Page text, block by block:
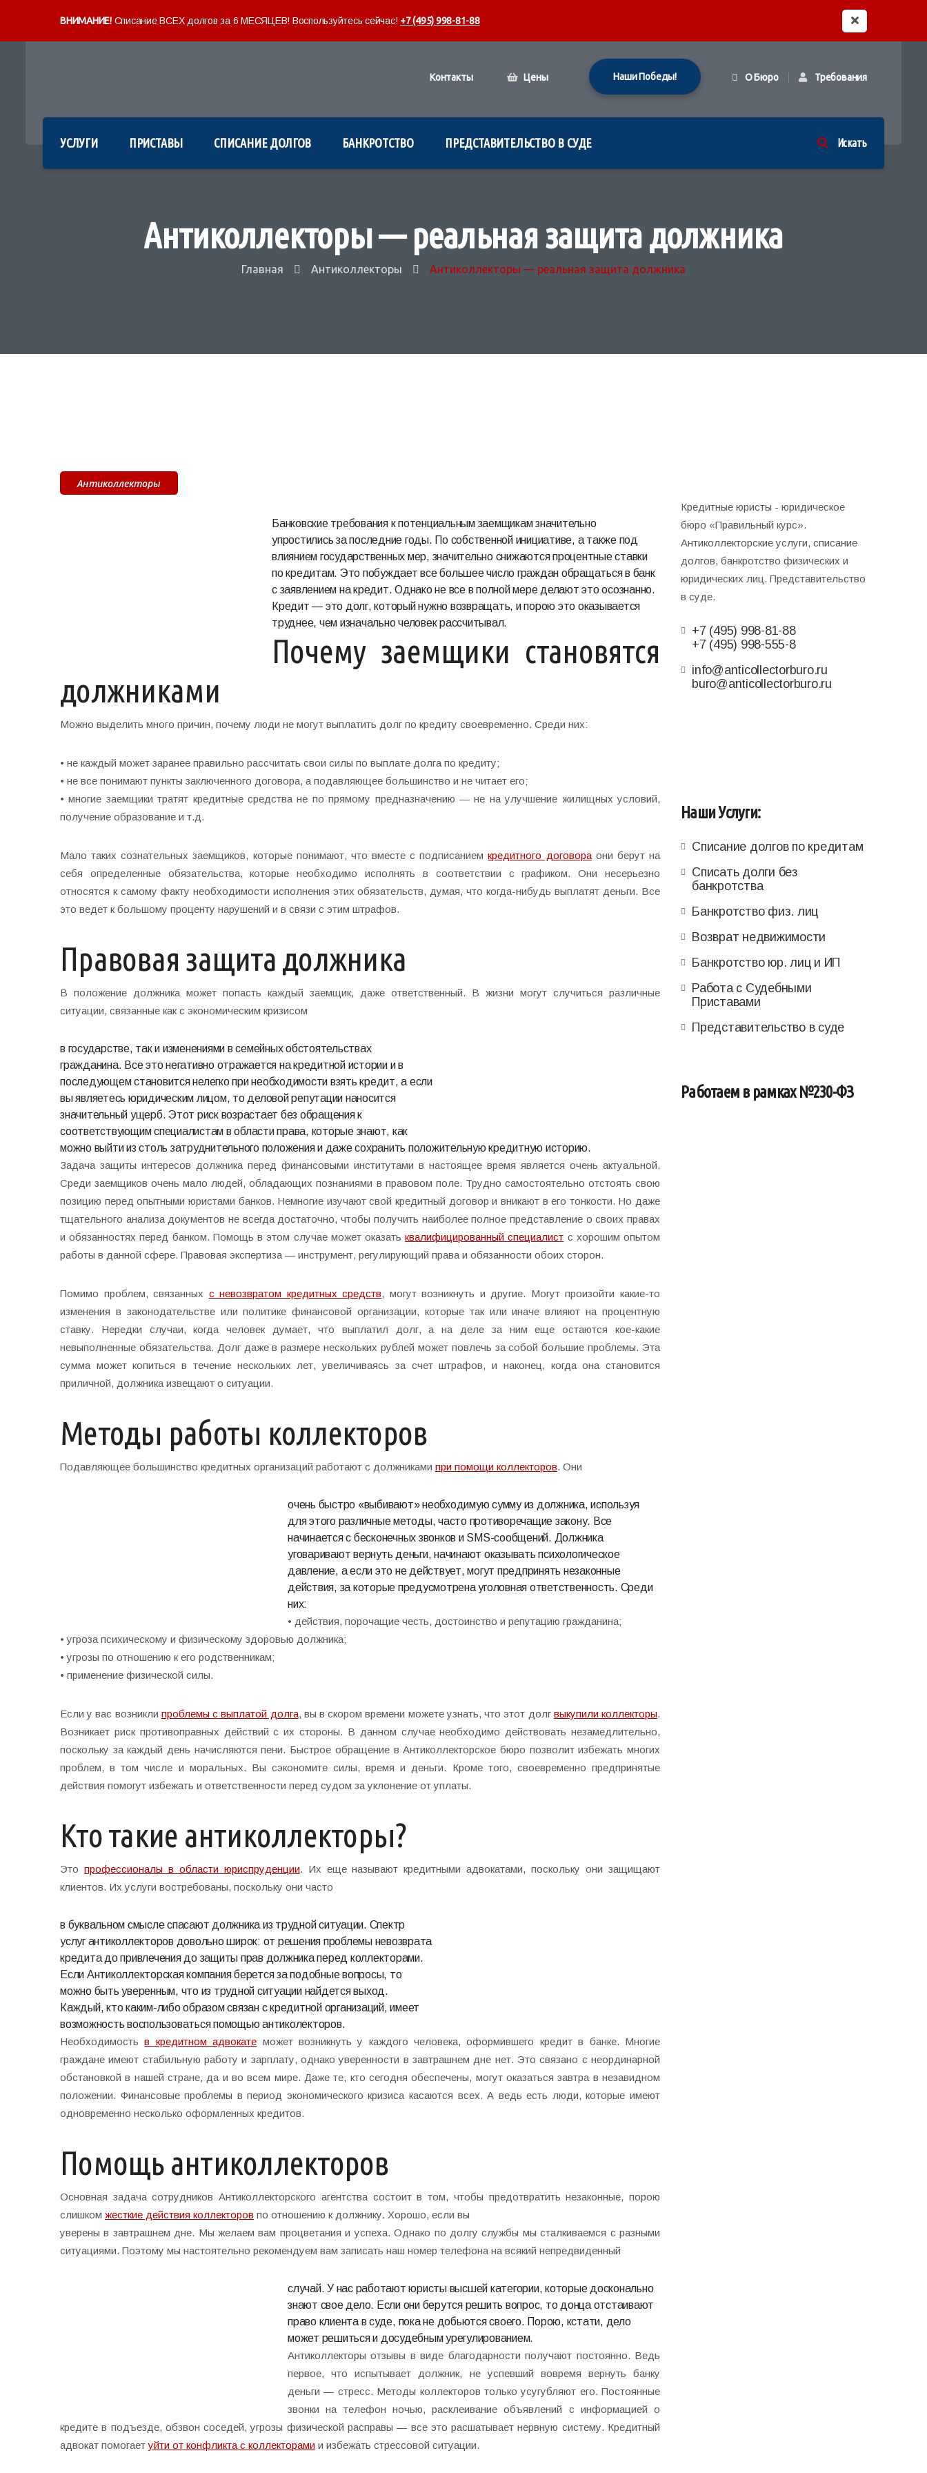
ВНИМАНИЕ!Списание ВСЕХ долгов за 6 МЕСЯЦЕВ! Воспользуйтесь сейчас! +7 (495) 998-81-88
О Бюро Требования
Наши Победы!
Контакты Цены
УСЛУГИ ПРИСТАВЫ СПИСАНИЕ ДОЛГОВ БАНКРОТСТВО ПРЕДСТАВИТЕЛЬСТВО В СУДЕ Искать
Антиколлекторы — реальная защита должника
Главная Антиколлекторы Антиколлекторы — реальная защита должника
Антиколлекторы
Банковские требования к потенциальным заемщикам значительно
упростились за последние годы. По собственной инициативе, а также под
влиянием государственных мер, значительно снижаются процентные ставки
по кредитам. Это побуждает все большее число граждан обращаться в банк
с заявлением на кредит. Однако не все в полной мере делают это осознанно.
Кредит — это долг, который нужно возвращать, и порою это оказывается
труднее, чем изначально человек рассчитывал.
Почему заемщики становятся
должниками
Можно выделить много причин, почему люди не могут выплатить долг по кредиту своевременно. Среди них:
• не каждый может заранее правильно рассчитать свои силы по выплате долга по кредиту;
• не все понимают пункты заключенного договора, а подавляющее большинство и не читает его;
• многие заемщики тратят кредитные средства не по прямому предназначению — не на улучшение жилищных условий,
получение образование и т.д.
Мало таких сознательных заемщиков, которые понимают, что вместе с подписаниемкредитного договораони берут на
себя определенные обязательства, которые необходимо исполнять в соответствии с графиком. Они несерьезно
относятся к самому факту необходимости исполнения этих обязательств, думая, что когда-нибудь выплатят деньги. Все
это ведет к большому проценту нарушений и в связи с этим штрафов.
Правовая защита должника
В положение должника может попасть каждый заемщик, даже ответственный. В жизни могут случиться различные
ситуации, связанные как с экономическим кризисом
в государстве, так и изменениями в семейных обстоятельствах
гражданина. Все это негативно отражается на кредитной истории и в
последующем становится нелегко при необходимости взять кредит, а если
вы являетесь юридическим лицом, то деловой репутации наносится
значительный ущерб. Этот риск возрастает без обращения к
соответствующим специалистам в области права, которые знают, как
можно выйти из столь затруднительного положения и даже сохранить положительную кредитную историю.
Задача защиты интересов должника перед финансовыми институтами в настоящее время является очень актуальной.
Среди заемщиков очень мало людей, обладающих познаниями в правовом поле. Трудно самостоятельно отстоять свою
позицию перед опытными юристами банков. Немногие изучают свой кредитный договор и вникают в его тонкости. Но даже
тщательного анализа документов не всегда достаточно, чтобы получить наиболее полное представление о своих правах
и обязанностях перед банком. Помощь в этом случае может оказатьквалифицированный специалист с хорошим опытом
работы в данной сфере. Правовая экспертиза — инструмент, регулирующий права и обязанности обоих сторон.
Помимо проблем, связанных с невозвратом кредитных средств, могут возникнуть и другие. Могут произойти какие-то
изменения в законодательстве или политике финансовой организации, которые так или иначе влияют на процентную
ставку. Нередки случаи, когда человек думает, что выплатил долг, а на деле за ним еще остаются кое-какие
невыполненные обязательства. Долг даже в размере нескольких рублей может повлечь за собой большие проблемы. Эта
сумма может копиться в течение нескольких лет, увеличиваясь за счет штрафов, и наконец, когда она становится
приличной, должника извещают о ситуации.
Методы работы коллекторов
Подавляющее большинство кредитных организаций работают с должниками при помощи коллекторов. Они
очень быстро «выбивают» необходимую сумму из должника, используя
для этого различные методы, часто противоречащие закону. Все
начинается с бесконечных звонков и SMS-сообщений. Должника
уговаривают вернуть деньги, начинают оказывать психологическое
давление, а если это не действует, могут предпринять незаконные
действия, за которые предусмотрена уголовная ответственность. Среди
них:
• действия, порочащие честь, достоинство и репутацию гражданина;
• угроза психическому и физическому здоровью должника;
• угрозы по отношению к его родственникам;
• применение физической силы.
Если у вас возникли проблемы с выплатой долга, вы в скором времени можете узнать, что этот долг выкупили коллекторы.
Возникает риск противоправных действий с их стороны. В данном случае необходимо действовать незамедлительно,
поскольку за каждый день начисляются пени. Быстрое обращение в Антиколлекторское бюро позволит избежать многих
проблем, в том числе и моральных. Вы сэкономите силы, время и деньги. Кроме того, своевременно предпринятые
действия помогут избежать и ответственности перед судом за уклонение от уплаты.
Кто такие антиколлекторы?
Это профессионалы в области юриспруденции. Их еще называют кредитными адвокатами, поскольку они защищают
клиентов. Их услуги востребованы, поскольку они часто
в буквальном смысле спасают должника из трудной ситуации. Спектр
услуг антиколлекторов довольно широк: от решения проблемы невозврата
кредита до привлечения до защиты прав должника перед коллекторами.
Если Антиколлекторская компанияберется за подобные вопросы, то
можно быть уверенным, что из трудной ситуации найдется выход.
Каждый, кто каким-либо образом связан с кредитной организаций, имеет
возможность воспользоваться помощью антиколекторов.
Необходимостьв кредитном адвокате может возникнуть у каждого человека, оформившего кредит в банке. Многие
граждане имеют стабильную работу и зарплату, однако уверенности в завтрашнем дне нет. Это связано с неординарной
обстановкой в нашей стране, да и во всем мире. Даже те, кто сегодня обеспечены, могут оказаться завтра в незавидном
положении. Финансовые проблемы в период экономического кризиса касаются всех. А ведь есть люди, которые имеют
одновременно несколько оформленных кредитов.
Помощь антиколлекторов
Основная задача сотрудников Антиколлекторского агентства состоит в том, чтобы предотвратить незаконные, порою
слишком жесткие действия коллекторов по отношению к должнику. Хорошо, если вы
уверены в завтрашнем дне. Мы желаем вам процветания и успеха. Однако по долгу службы мы сталкиваемся с разными
ситуациями. Поэтому мы настоятельно рекомендуем вам записать наш номер телефона на всякий непредвиденный
случай. У нас работаютюристывысшей категории, которые досконально
знают свое дело. Если они берутся решить вопрос, то донца отстаивают
право клиента в суде, пока не добьются своего. Порою, кстати, дело
может решиться и досудебным урегулированием.
Антиколлекторы отзывы в виде благодарности получают постоянно. Ведь
первое, что испытывает должник, не успевший вовремя вернуть банку
деньги — стресс. Методы коллекторов только усугубляют его. Постоянные
звонки на телефон ночью, расклеивание объявлений с информацией о
кредите в подъезде, обзвон соседей, угрозы физической расправы — все это расшатывает нервную систему. Кредитный
адвокат помогаетуйти от конфликта с коллекторами и избежать стрессовой ситуации.
Кредитные юристы - юридическое
бюро «Правильный курс».
Антиколлекторские услуги, списание
долгов, банкротство физических и
юридических лиц. Представительство
в суде.
+7 (495) 998-81-88
+7 (495) 998-555-8
info@anticollectorburo.ru
buro@anticollectorburo.ru
Наши Услуги:
Списание долгов по кредитам
Списать долги без
банкротства
Банкротство физ. лиц
Возврат недвижимости
Банкротство юр. лиц и ИП
Работа с Судебными
Приставами
Представительство в суде
Работаем в рамках №230-ФЗ